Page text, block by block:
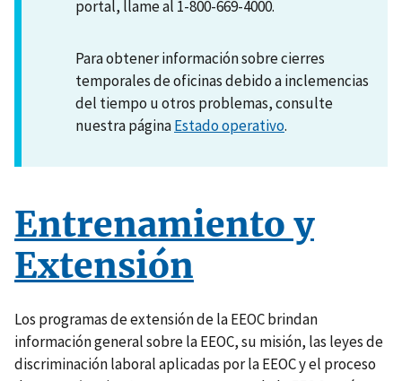
portal, llame al 1-800-669-4000.
Para obtener información sobre cierres
temporales de oficinas debido a inclemencias
del tiempo u otros problemas, consulte
nuestra páginaEstado operativo.
Entrenamiento y
Extensión
Los programas de extensión de la EEOC brindan
información general sobre la EEOC, su misión, las leyes de
discriminación laboral aplicadas por la EEOC y el proceso